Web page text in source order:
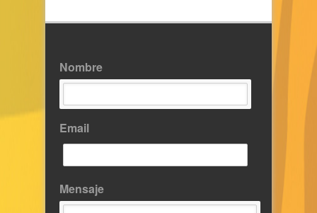
Nombre
Email
Mensaje